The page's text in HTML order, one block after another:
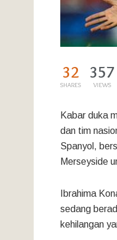
32
SHARES
357
VIEWS
Kabar duka
dan tim
Spanyol,
Merseyside
Ibrahima
sedang
kehilangan